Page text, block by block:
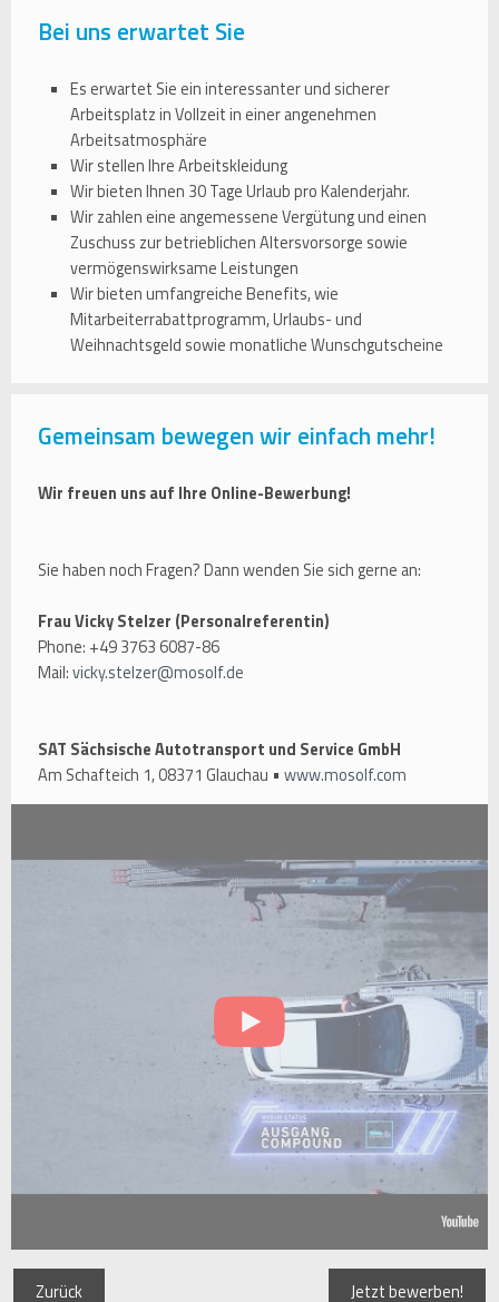
Bei uns erwartet Sie
Es erwartet Sie ein interessanter und sicherer
Arbeitsplatz in Vollzeit in einer angenehmen
Arbeitsatmosphäre
Wir stellen Ihre Arbeitskleidung
Wir bieten Ihnen 30 Tage Urlaub pro Kalenderjahr.
Wir zahlen eine angemessene Vergütung und einen
Zuschuss zur betrieblichen Altersvorsorge sowie
vermögenswirksame Leistungen
Wir bieten umfangreiche Benefits, wie
Mitarbeiterrabattprogramm, Urlaubs- und
Weihnachtsgeld sowie monatliche Wunschgutscheine
Gemeinsam bewegen wir einfach mehr!
Wir freuen uns auf Ihre Online-Bewerbung!
Sie haben noch Fragen? Dann wenden Sie sich gerne an:
Frau Vicky Stelzer (Personalreferentin)
Phone: +49 3763 6087-86
Mail:vicky.stelzer@mosolf.de
SAT Sächsische Autotransport und Service GmbH
Am Schafteich 1, 08371 Glauchau • www.mosolf.com
Zurück Jetzt bewerben!